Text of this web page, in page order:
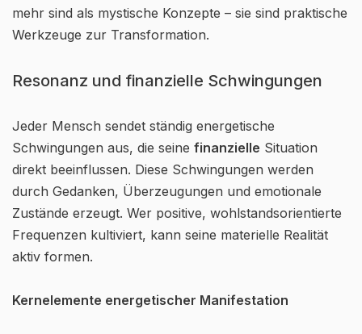
mehr sind als mystische Konzepte – sie sind praktische
Werkzeuge zur Transformation.
Resonanz und finanzielle Schwingungen
Jeder Mensch sendet ständig energetische
Schwingungen aus, die seine finanzielle Situation
direkt beeinflussen. Diese Schwingungen werden
durch Gedanken, Überzeugungen und emotionale
Zustände erzeugt. Wer positive, wohlstandsorientierte
Frequenzen kultiviert, kann seine materielle Realität
aktiv formen.
Kernelemente energetischer Manifestation